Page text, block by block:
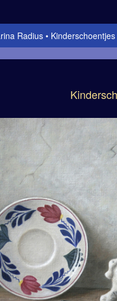
Radius Kinderschoentjes